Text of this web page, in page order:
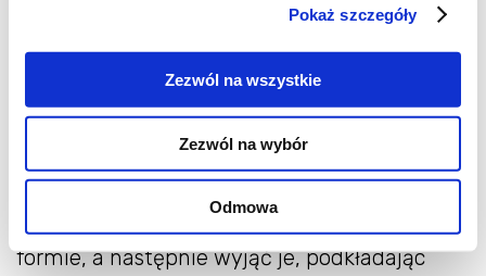
Pokaż szczegóły
Zezwól na wszystkie
Zezwól na wybór
Odmowa
składniki wymieszać w misce. Suche składniki
wymieszać w drugiej misce i dodać do
mokrych. Wymieszać łyżką tylko do
momentu połączenia się składników.
Przełożyć ciasto do tortownicy. Wstawić do
piekarnika zostawić przez około 10 minut w
formie, a następnie wyjąć je, podkładając